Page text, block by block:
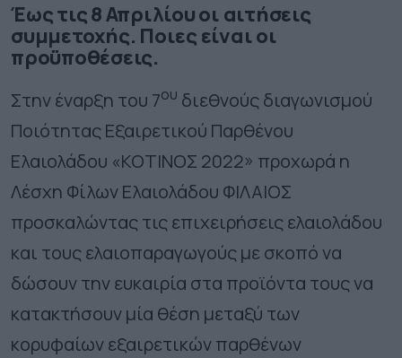
Έως τις 8 Απριλίου οι αιτήσεις
συμμετοχής. Ποιες είναι οι
προϋποθέσεις.
Στην έναρξη του 7ου διεθνούς διαγωνισμού
Ποιότητας Εξαιρετικού Παρθένου
Ελαιολάδου «ΚΟΤΙΝΟΣ 2022» προχωρά η
Λέσχη Φίλων Ελαιολάδου ΦΙΛΑΙΟΣ
προσκαλώντας τις επιχειρήσεις ελαιολάδου
και τους ελαιοπαραγωγούς με σκοπό να
δώσουν την ευκαιρία στα προϊόντα τους να
κατακτήσουν μία θέση μεταξύ των
κορυφαίων εξαιρετικών παρθένων